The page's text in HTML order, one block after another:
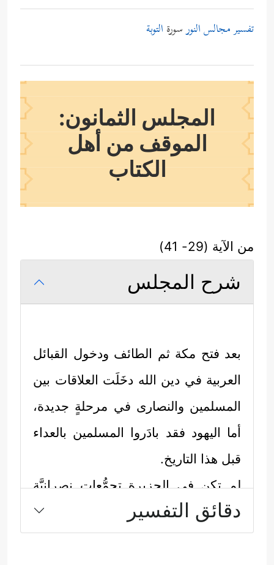
تفسير مجالس النورسورة التوبة
المجلس الثمانون:
الموقف من أهل
الكتاب
من الآية (29- 41)
شرح المجلس
بعد فتح مكة ثم الطائف ودخول القبائل
العربية في دين الله دخَلَت العلاقات بين
المسلمين والنصارى في مرحلةٍ جديدة،
أما اليهود فقد بادَروا المسلمين بالعداء
قبل هذا التاريخ.
لم تكن في الجزيرة تجمُّعات نصرانيَّة
ذات شوكة كما كان لليهود، لكن النُّذُر
جاءت من بلاد الشام التي كانت خاضعة
دقائق التفسير